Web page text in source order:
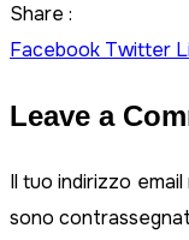
Share :
Facebook Twitter
Leave a
Il tuo indirizzo
sono